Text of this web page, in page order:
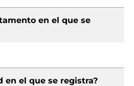
en el que se
en el que se registra?